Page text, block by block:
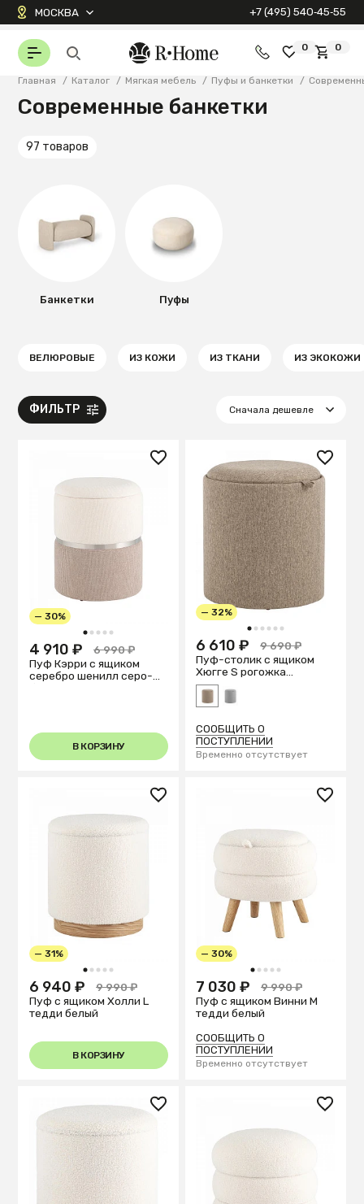
МОСКВА +7 (495) 540‑45‑55
0 0
Главная / Каталог / Мягкая мебель / Пуфы и банкетки /
Современные банкетки
97 товаров
Банкетки Пуфы
ВЕЛЮРОВЫЕ ИЗ КОЖИ ИЗ ТКАНИ ИЗ ЭКОКОЖИ
ФИЛЬТР
1 2 3 4 5
— 30%
4 910 ₽
6 990 ₽
Пуф Кэрри с ящиком
серебро шенилл серо-
В КОРЗИНУ
1 2 3 4 5 6
— 32%
6 610 ₽
9 690 ₽
Пуф-столик с ящиком
Хюгге S рогожка
бежевый
СООБЩИТЬ О
ПОСТУПЛЕНИИ
Временно отсутствует
1 2 3 4 5
— 31%
6 940 ₽
9 990 ₽
Пуф с ящиком Холли L
тедди белый
В КОРЗИНУ
1 2 3 4 5
— 30%
7 030 ₽
9 990 ₽
Пуф с ящиком Винни M
тедди белый
СООБЩИТЬ О
ПОСТУПЛЕНИИ
Временно отсутствует